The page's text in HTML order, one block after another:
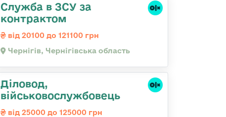
Служба в ЗСУ за
контрактом
від 20100 до 121100 грн
Чернігів, Чернігівська область
Діловод,
військовослужбовець
від 25000 до 125000 грн